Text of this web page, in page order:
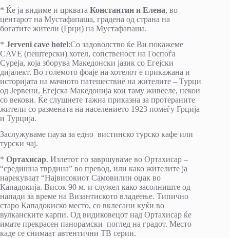
* Ќе ја видиме и црквата Константин и Елена, во
центарот на Мустафапаша, градена од страна на
богатите жители (Грци) на Мустафапаша.
* Јerveni cave hotel:Со задоволство ќе Ви покажеме
CAVE (пештерски) хотел, сопственост на Госпоѓа
Суреја, која зборува Македонски јазик со Егејски
дијалект. Во големото фоаје на хотелот е прикажана и
историјата на мачното патешествие на жителите – Турци
од Јервени, Егејска Македонија кои таму живееле, некои
со векови. Ќе слушнете тажна приказна за протераните
жители со размената на населението 1923 помеѓу Грција
и Турција.
Заслужуваме пауза за едно вистинско турско кафе или
турски чај.
* Ортахисар. Излетот го завршуваме во Ортахисар –
“средишна тврдина” во превод, или како жителите ја
нарекуваат “Највисокиот Самовилин оџак во
Кападокија. Висок 90 м. и служел како засолниште од
напади за време на Византиското владеење. Типично
старо Кападокиско место, со вклесани куќи во
вулканските карпи. Од видиковецот над Ортахисар ќе
имате прекрасен панорамски поглед на градот. Место
каде се снимаат автентични ТВ серии.